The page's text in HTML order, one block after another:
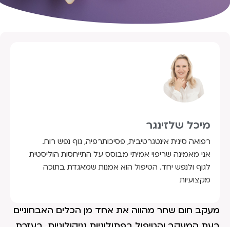
מיכל שלזינגר
רפואה סינית אינטגרטיבית, פסיכותרפיה, גוף נפש רוח.
אני מאמינה שריפוי אמיתי מבוסס על התייחסות הוליסטית
לגוף ולנפש יחד. הטיפול הוא אמנות שמאגדת בתוכה
מקצועיות
מעקב חום שחר מהווה את אחד מן הכלים האבחוניים